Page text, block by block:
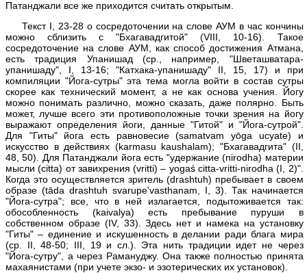
Патанджали все же приходится считать открытым.
Текст I, 23-28 о сосредоточении на слове АУМ в час кончины
можно сблизить с "Бхагавадгитой" (VIII, 10-16). Такое
сосредоточение на слове АУМ, как способ достижения Атмана,
есть традиция Упанишад (ср., например, "Шветашватара-
упанишаду", I, 13-16; "Катхака-упанишаду" II, 15, 17) и при
компиляции "Йога-сутры" эта тема могла войти в состав сутры
скорее как технический момент, а не как основа учения. Йогу
можно понимать различно, можно сказать, даже полярно. Быть
может, лучше всего эти противоположные точки зрения на йогу
выражают определения йоги, данные "Гитой" и "Йога-сутрой".
Для "Гиты" йога есть равновесие (samatvam yōga ucyate) и
искусство в действиях (karmasu kaushalam); "Бхагавадгита" (II,
48, 50). Для Патанджали йога есть "удержание (nirodha) материи
мысли (citta) от завихрения (vritti) – yogaś citta-vritti-nirodha (I, 2)".
Когда это осуществляется зритель (drashtuh) пребывает в своем
образе (tāda drashtuh svarupe'vasthanam, I, 3). Так начинается
"Йога-сутра"; все, что в ней излагается, подытоживается так:
обособленность (kaivalya) есть пребывание пуруши в
собственном образе (IV, 33). Здесь нет и намека на установку
"Гиты" – единение и искушенность в делании ради блага мира
(ср. II, 48-50; III, 19 и сл.). Эта нить традиции идет не через
"Йога-сутру", а через Рамануджу. Она также полностью принята
махаянистами (при учете экзо- и эзотерических их установок).